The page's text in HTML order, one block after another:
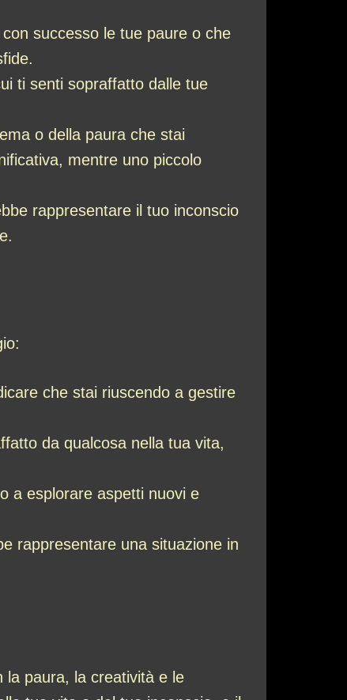
successo le tue paure o che
ti senti sopraffatto dalle tue
o della paura che stai
mentre uno piccolo
rappresentare il tuo inconscio
che stai riuscendo a gestire
da qualcosa nella tua vita,
a esplorare aspetti nuovi e
rappresentare una situazione in
la paura, la creatività e le